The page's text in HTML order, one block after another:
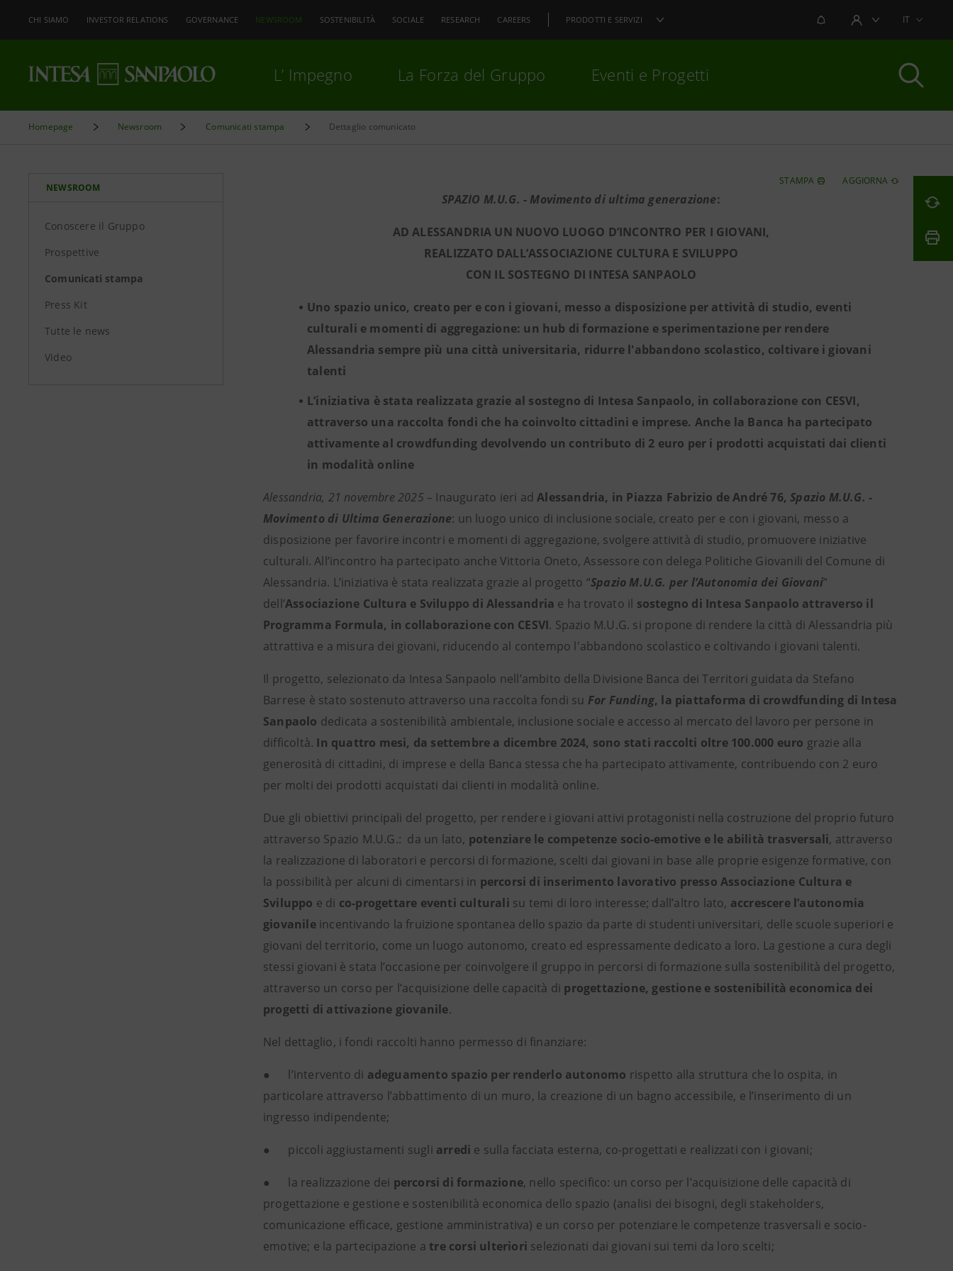
CHI SIAMO INVESTOR RELATIONS GOVERNANCE NEWSROOM SOSTENIBILITÀ SOCIALE RESEARCH CAREERS PRODOTTI E SERVIZI NOTIFICHEAREA UTENTEIT
L’ Impegno La Forza del Gruppo Eventi e Progetti
Homepage Newsroom Comunicati stampa Dettaglio comunicato
NEWSROOM
Conoscere il Gruppo
Prospettive
Comunicati stampa
Press Kit
Tutte le news
Video
STAMPA AGGIORNA
SPAZIO M.U.G. - Movimento di ultima generazione:
AD ALESSANDRIA UN NUOVO LUOGO D’INCONTRO PER I GIOVANI,
REALIZZATO DALL’ASSOCIAZIONE CULTURA E SVILUPPO
CON IL SOSTEGNO DI INTESA SANPAOLO
Uno spazio unico, creato per e con i giovani, messo a disposizione per attività di studio, eventi
culturali e momenti di aggregazione: un hub di formazione e sperimentazione per rendere
Alessandria sempre più una città universitaria, ridurre l'abbandono scolastico, coltivare i giovani
talenti
L’iniziativa è stata realizzata grazie al sostegno di Intesa Sanpaolo, in collaborazione con CESVI,
attraverso una raccolta fondi che ha coinvolto cittadini e imprese. Anche la Banca ha partecipato
attivamente al crowdfunding devolvendo un contributo di 2 euro per i prodotti acquistati dai clienti
in modalità online
Alessandria, 21 novembre 2025 – Inaugurato ieri adAlessandria, in Piazza Fabrizio de André 76, Spazio M.U.G. -
Movimento di Ultima Generazione: un luogo unico di inclusione sociale, creato per e con i giovani, messo a
disposizione per favorire incontri e momenti di aggregazione, svolgere attività di studio, promuovere iniziative
culturali. All’incontro ha partecipato anche Vittoria Oneto, Assessore con delega Politiche Giovanili del Comune di
Alessandria. L’iniziativa è stata realizzata grazie al progetto “Spazio M.U.G. per l’Autonomia dei Giovani”
dell’Associazione Cultura e Sviluppo di Alessandria e ha trovato il sostegno di Intesa Sanpaolo attraverso il
Programma Formula, in collaborazione con CESVI. Spazio M.U.G. si propone di rendere la città di Alessandria più
attrattiva e a misura dei giovani, riducendo al contempo l'abbandono scolastico e coltivando i giovani talenti.
Il progetto, selezionato da Intesa Sanpaolo nell’ambito della Divisione Banca dei Territori guidata da Stefano
Barrese è stato sostenuto attraverso una raccolta fondi su For Funding, la piattaforma di crowdfunding di Intesa
Sanpaolo dedicata a sostenibilità ambientale, inclusione sociale e accesso al mercato del lavoro per persone in
difficoltà. In quattro mesi, da settembre a dicembre 2024, sono stati raccolti oltre 100.000 euro grazie alla
generosità di cittadini, di imprese e della Banca stessa che ha partecipato attivamente, contribuendo con 2 euro
per molti dei prodotti acquistati dai clienti in modalità online.
Due gli obiettivi principali del progetto, per rendere i giovani attivi protagonisti nella costruzione del proprio futuro
attraverso Spazio M.U.G.: da un lato, potenziare le competenze socio-emotive e le abilità trasversali, attraverso
la realizzazione di laboratori e percorsi di formazione, scelti dai giovani in base alle proprie esigenze formative, con
la possibilità per alcuni di cimentarsi in percorsi di inserimento lavorativo presso Associazione Cultura e
Sviluppo e di co-progettare eventi culturali su temi di loro interesse; dall’altro lato, accrescere l’autonomia
giovanileincentivando la fruizione spontanea dello spazio da parte di studenti universitari, delle scuole superiori e
giovani del territorio, come un luogo autonomo, creato ed espressamente dedicato a loro. La gestione a cura degli
stessi giovani è stata l’occasione per coinvolgere il gruppo in percorsi di formazione sulla sostenibilità del progetto,
attraverso un corso per l’acquisizione delle capacità di progettazione, gestione e sostenibilità economica dei
progetti di attivazione giovanile.
Nel dettaglio, i fondi raccolti hanno permesso di finanziare:
● l’intervento di adeguamento spazio per renderlo autonomo rispetto alla struttura che lo ospita, in
particolare attraverso l’abbattimento di un muro, la creazione di un bagno accessibile, e l’inserimento di un
ingresso indipendente;
● piccoli aggiustamenti sugli arredi e sulla facciata esterna, co-progettati e realizzati con i giovani;
● la realizzazione dei percorsi di formazione, nello specifico: un corso per l’acquisizione delle capacità di
progettazione e gestione e sostenibilità economica dello spazio (analisi dei bisogni, degli stakeholders,
comunicazione efficace, gestione amministrativa) e un corso per potenziare le competenze trasversali e socio-
emotive; e la partecipazione a tre corsi ulteriori selezionati dai giovani sui temi da loro scelti;